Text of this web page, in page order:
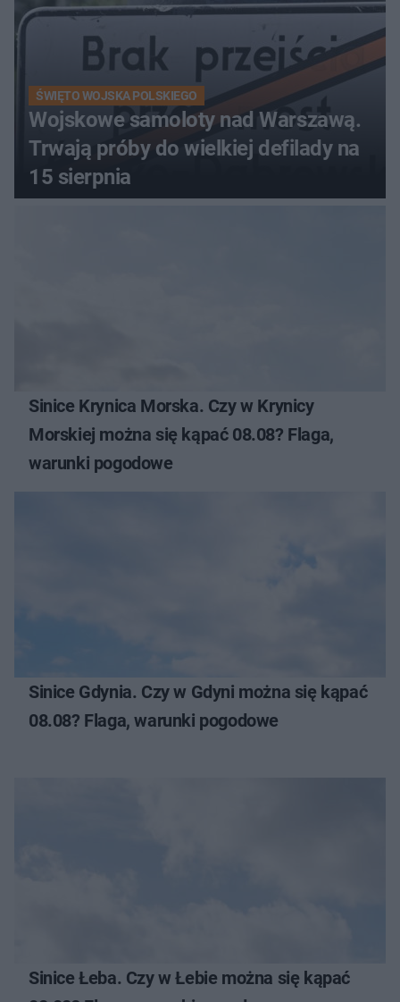
ŚWIĘTO WOJSKA POLSKIEGO
Wojskowe samoloty nad Warszawą.
Trwają próby do wielkiej defilady na
15 sierpnia
Sinice Krynica Morska. Czy w Krynicy
Morskiej można się kąpać 08.08? Flaga,
warunki pogodowe
Sinice Gdynia. Czy w Gdyni można się kąpać
08.08? Flaga, warunki pogodowe
Sinice Łeba. Czy w Łebie można się kąpać